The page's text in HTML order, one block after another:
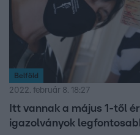
Belföld
2022. február 8. 18:27
Itt vannak a május 1-től
igazolványok